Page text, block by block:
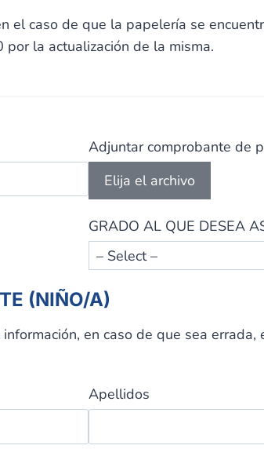
el caso de que la papelería se
la actualización de la misma.
Adjuntar comprobante de
Elija el archivo
GRADO AL QUE DESEA
(NIÑO/A)
en caso de que sea errada,
Apellidos